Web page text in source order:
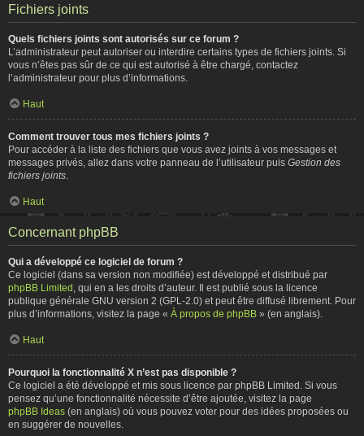
Fichiers joints
Quels fichiers joints sont autorisés sur ce forum ?
L’administrateur peut autoriser ou interdire certains types de fichiers joints. Si
vous n’êtes pas sûr de ce qui est autorisé à être chargé, contactez
l’administrateur pour plus d’informations.
Haut
Comment trouver tous mes fichiers joints ?
Pour accéder à la liste des fichiers que vous avez joints à vos messages et
messages privés, allez dans votre panneau de l’utilisateur puis Gestion des
fichiers joints
Haut
Concernant phpBB
Qui a développé ce logiciel de forum ?
Ce logiciel (dans sa version non modifiée) est développé et distribué par
phpBB Limited , qui en a les droits d’auteur. Il est publié sous la licence
publique générale GNU version 2 (GPL-2.0) et peut être diffusé librement. Pour
plus d’informations, visitez la page « À propos de phpBB » (en anglais).
Haut
Pourquoi la fonctionnalité X n’est pas disponible ?
Ce logiciel a été développé et mis sous licence par phpBB Limited. Si vous
pensez qu’une fonctionnalité nécessite d’être ajoutée, visitez la page
phpBB Ideas (en anglais) où vous pouvez voter pour des idées proposées ou
en suggérer de nouvelles.